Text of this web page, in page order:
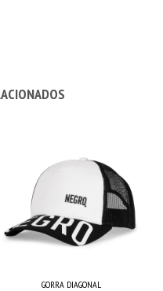
GORRA DIAGONAL